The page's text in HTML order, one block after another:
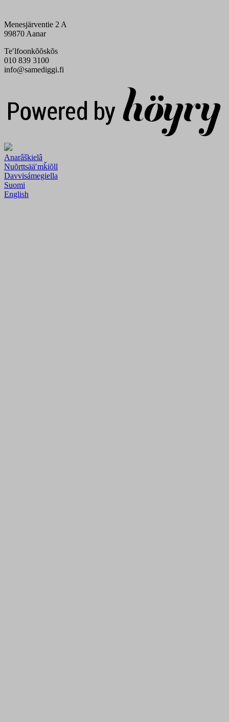
Menesjärventie 2 A
99870 Aanar
Teʹlfoonkõõskõs
010 839 3100
info@samediggi.fi
Anarâškielâ
Nuõrttsääʹmǩiõll
Davvisámegiella
Suomi
English